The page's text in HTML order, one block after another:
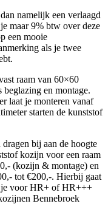
namelijk een verlaagd
maar 9% btw over deze
een mooie
als je twee
raam van 60×60
en montage.
laat je monteren vanaf
starten de kunststof
bij aan de hoogte
kozijn voor een raam
(kozijn & montage) en
tot €200,-. Hierbij gaat
je voor HR+ of HR+++
Bennebroek